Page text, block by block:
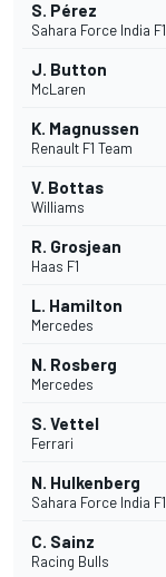
S. Pérez
Sahara Force India F1
J. Button
McLaren
K. Magnussen
Renault F1 Team
V. Bottas
Williams
R. Grosjean
Haas F1
L. Hamilton
Mercedes
N. Rosberg
Mercedes
S. Vettel
Ferrari
N. Hulkenberg
Sahara Force India F1
C. Sainz
Racing Bulls